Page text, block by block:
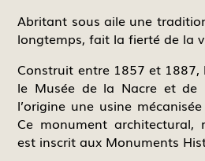
Abritant sous aile une
longtemps, fait la fierté de la
Construit entre 1857 et
le Musée de la Nacre et de
l’origine une usine
Ce monument architectural,
est inscrit aux Monuments